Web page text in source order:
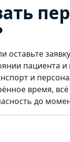
оставьте
пациента и
и
время,
до